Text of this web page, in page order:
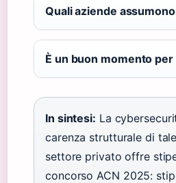
Quali aziende
È un buon momento
In sintesi: La
carenza strutturale di
settore privato offre
concorso ACN 2025: